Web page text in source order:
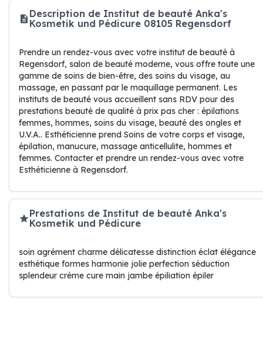
Description de Institut de beauté Anka's
Kosmetik und Pédicure 08105 Regensdorf
Prendre un rendez-vous avec votre institut de beauté à
Regensdorf, salon de beauté moderne, vous offre toute une
gamme de soins de bien-être, des soins du visage, au
massage, en passant par le maquillage permanent. Les
instituts de beauté vous accueillent sans RDV pour des
prestations beauté de qualité à prix pas cher : épilations
femmes, hommes, soins du visage, beauté des ongles et
U.V.A.. Esthéticienne prend Soins de votre corps et visage,
épilation, manucure, massage anticellulite, hommes et
femmes. Contacter et prendre un rendez-vous avec votre
Esthéticienne à Regensdorf.
Prestations de Institut de beauté Anka's
Kosmetik und Pédicure
soin agrément charme délicatesse distinction éclat élégance
esthétique formes harmonie jolie perfection séduction
splendeur crème cure main jambe épiliation épiler